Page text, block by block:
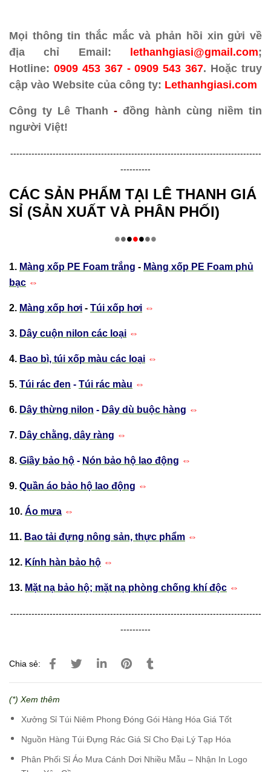
Mọi thông tin thắc mắc và phản hồi xin gửi về
địa chỉ Email:
lethanhgiasi@gmail.com;
Hotline: 0909 453 367 - 0909 543 367. Hoặc truy
cập vào Website của công ty: Lethanhgiasi.com
Công ty Lê Thanh - đồng hành cùng niềm tin
người Việt!
-----------------------------------------------------------------------------------
----------
CÁC SẢN PHẨM TẠI LÊ THANH GIÁ
SỈ (SẢN XUẤT VÀ PHÂN PHỐI)
•••••••
1. Màng xốp PE Foam trắng - Màng xốp PE Foam phủ
bạc ⇔
2. Màng xốp hơi - Túi xốp hơi ⇔
3. Dây cuộn nilon các loại ⇔
4. Bao bì, túi xốp màu các loại ⇔
5. Túi rác đen - Túi rác màu ⇔
6. Dây thừng nilon - Dây dù buộc hàng ⇔
7. Dây chằng, dây ràng ⇔
8. Giầy bảo hộ - Nón bảo hộ lao động ⇔
9. Quần áo bảo hộ lao động ⇔
10. Áo mưa ⇔
11. Bao tải đựng nông sản, thực phẩm ⇔
12. Kính hàn bảo hộ ⇔
13. Mặt nạ bảo hộ; mặt nạ phòng chống khí độc ⇔
-----------------------------------------------------------------------------------
----------
Chia sẻ:
(*) Xem thêm
Xưởng Sỉ Túi Niêm Phong Đóng Gói Hàng Hóa Giá Tốt
Nguồn Hàng Túi Đựng Rác Giá Sỉ Cho Đại Lý Tạp Hóa
Phân Phối Sỉ Áo Mưa Cánh Dơi Nhiều Mẫu – Nhận In Logo